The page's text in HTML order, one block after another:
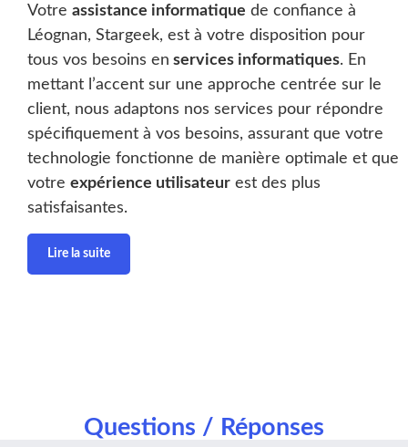
Votre assistance informatique de confiance à
Léognan, Stargeek, est à votre disposition pour
tous vos besoins en services informatiques. En
mettant l’accent sur une approche centrée sur le
client, nous adaptons nos services pour répondre
spécifiquement à vos besoins, assurant que votre
technologie fonctionne de manière optimale et que
votre expérience utilisateur est des plus
satisfaisantes.
Lire la suite
Questions / Réponses